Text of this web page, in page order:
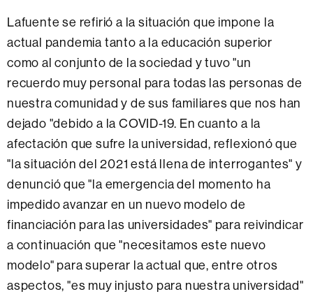
Lafuente se refirió a la situación que impone la
actual pandemia tanto a la educación superior
como al conjunto de la sociedad y tuvo "un
recuerdo muy personal para todas las personas de
nuestra comunidad y de sus familiares que nos han
dejado "debido a la COVID-19. En cuanto a la
afectación que sufre la universidad, reflexionó que
"la situación del 2021 está llena de interrogantes" y
denunció que "la emergencia del momento ha
impedido avanzar en un nuevo modelo de
financiación para las universidades" para reivindicar
a continuación que "necesitamos este nuevo
modelo" para superar la actual que, entre otros
aspectos, "es muy injusto para nuestra universidad"